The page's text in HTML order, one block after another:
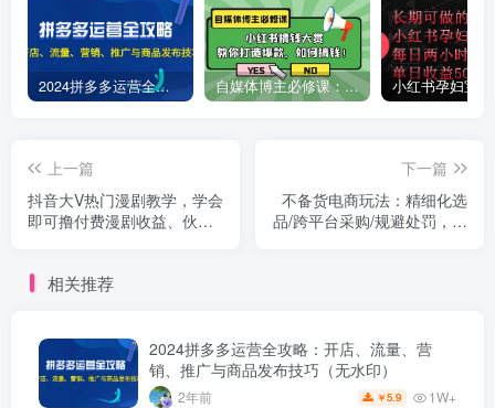
2024拼多多运营全攻略：开店、流量、营销、推广与商品发布技巧（无水印） 自媒体博主必修课：小红书搞钱大赏，教你打造爆款，如何搞钱（11节课）
上一篇
抖音大V热门漫剧教学，学会
即可撸付费漫剧收益、伙伴
下一篇
不备货电商玩法：精细化选
品/跨平台采购/规避处罚，新
相关推荐
2024拼多多运营全攻略：开店、流量、营
销、推广与商品发布技巧（无水印）
2年前 ￥5.9 1W+